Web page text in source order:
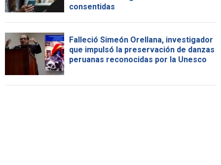
consentidas
Falleció Simeón Orellana, investigador
que impulsó la preservación de danzas
peruanas reconocidas por la Unesco